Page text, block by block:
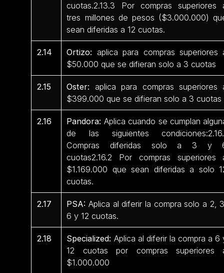
cuotas.2.13.3 Por compras superiores
tres millones de pesos ($3.000.000)
sean diferidas a 12 cuotas.
2.14 Ortizo: aplica para compras superiores
$50.000 que se difieran solo a 3 cuotas
2.15 Oster: aplica para compras superiores
$399.000 que se difieran solo a 3 cuotas
2.16 Pandora: Aplica cuando se cumplan
de las siguientes
Compras diferidas solo a 3 y
cuotas2.16.2 Por compras superiores
$1.169.000 que sean diferidas a solo
cuotas.
2.17 PSA: Aplica al diferir la compra solo a 2,
6 y 12 cuotas.
2.18 Specialized: Aplica al diferir la compra a 6
12 cuotas por compras superiores
$1.000.000